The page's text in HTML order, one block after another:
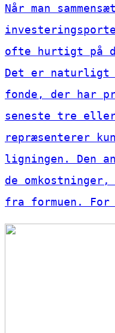
Når man
ofte hurtigt på
Det er naturligt
fonde, der har
seneste tre
repræsenterer
ligningen. Den
de
fra formuen.